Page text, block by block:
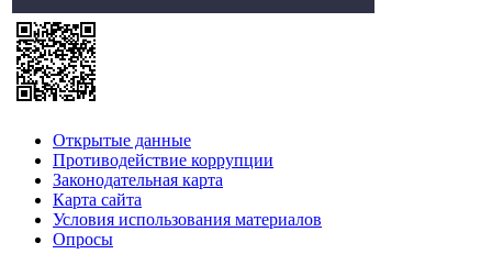
Открытые данные
Противодействие коррупции
Законодательная карта
Карта сайта
Условия использования материалов
Опросы